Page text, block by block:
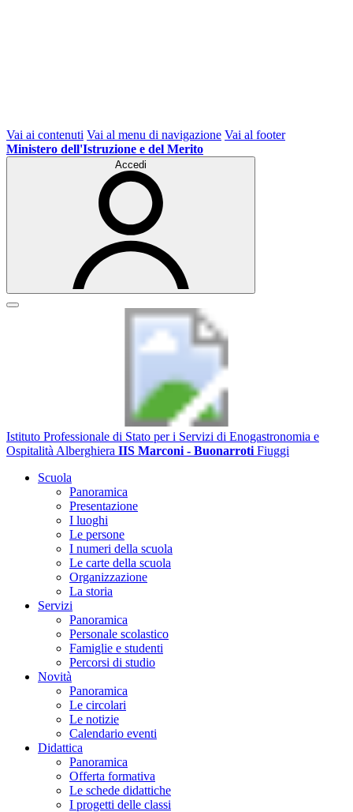
Vai ai contenuti Vai al menu di navigazione Vai al footer
Ministero dell'Istruzione e del Merito
Accedi
Istituto Professionale di Stato per i Servizi di Enogastronomia e
Ospitalità Alberghiera IIS Marconi - Buonarroti Fiuggi
Scuola
Panoramica
Presentazione
I luoghi
Le persone
I numeri della scuola
Le carte della scuola
Organizzazione
La storia
Servizi
Panoramica
Personale scolastico
Famiglie e studenti
Percorsi di studio
Novità
Panoramica
Le circolari
Le notizie
Calendario eventi
Didattica
Panoramica
Offerta formativa
Le schede didattiche
I progetti delle classi